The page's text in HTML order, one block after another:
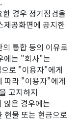
경우 정기점검을
제공화면에 공지한
통합 등의 이유로
에는 "회사"는
로 "이용자"에게
따라 "이용자"에게
고지하지
않은 경우에는
물 또는 현금으로